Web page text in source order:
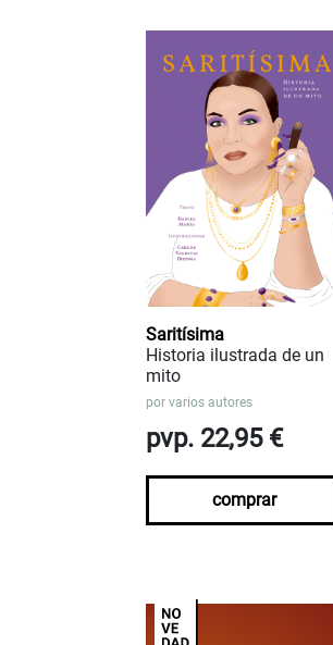
Saritísima
Historia ilustrada de un
mito
por varios autores
pvp. 22,95 €
comprar